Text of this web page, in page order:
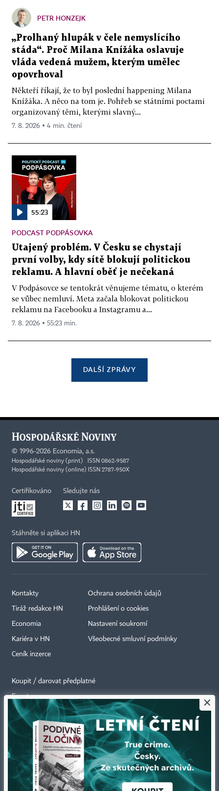
PETR HONZEJK
„Prolhaný hlupák v čele nemyslícího
stáda“. Proč Milana Knížáka oslavuje
vláda vedená mužem, kterým umělec
opovrhoval
Někteří říkají, že to byl poslední happening Milana
Knížáka. A něco na tom je. Pohřeb se státními poctami
organizovaný těmi, kterými slavný...
7. 8. 2026 ▪ 4 min. čtení
55:23
PODCAST PODPÁSOVKA
Utajený problém. V Česku se chystají
první volby, kdy sítě blokují politickou
reklamu. A hlavní oběť je nečekaná
V Podpásovce se tentokrát věnujeme tématu, o kterém
se vůbec nemluví. Meta začala blokovat politickou
reklamu na Facebooku a Instagramu a...
7. 8. 2026 ▪ 55:23 min.
DALŠÍ ZPRÁVY
© 1996-2026 Economia, a.s.
Hospodářské noviny (print) ISSN 0862-9587
Hospodářské noviny (online) ISSN 2787-950X
Certifikováno Sledujte nás
Stáhněte si aplikaci HN
Kontakty
Tiráž redakce HN
Economia
Kariéra v HN
Ceník inzerce
Ochrana osobních údajů
Prohlášení o cookies
Nastavení soukromí
Všeobecné smluvní podmínky
Koupit / darovat předplatné
Eventy
Newslettery
RSS kanály
Autorská práva vykonává vydavatel. Bez písemného svolení vydavatele je
zakázáno jakékoli užití částí nebo celku díla, zejména rozmnožování a šíření
jakýmkoli způsobem, mechanickým nebo elektronickým, v českém nebo
jiném jazyce. Bez souhlasu vydavatele je zakázáno též rozmnožování
×